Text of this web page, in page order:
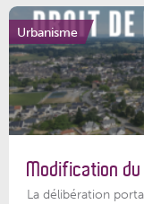
Urbanisme
Modification du
La délibération